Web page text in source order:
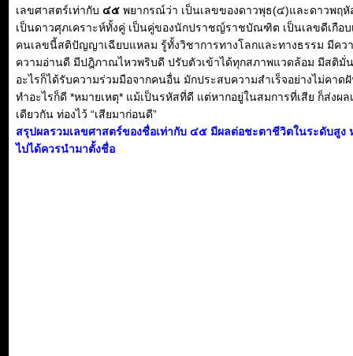
เลขศาสตร์เท่ากับ ๔๕ พยากรณ์ว่า เป็นเลขของดาวพุธ(๔)และดาวพฤ
เป็นดาวศุภเคราะห์ทั้งคู่ เป็นคู่ของนักปราชญ์ราชบัณฑิต เป็นเลขดีเกือบ
คนเลขนี้สติปัญญาเฉียบแหลม รู้ทั้งวิชาการทางโลกและทางธรรม มีคว
ความอ่านดี มีปฎิภาณไหวพริบดี ปรับตัวเข้าได้ทุกสภาพแวดล้อม มีสติมั่
อะไรก็ได้รับความร่วมมือจากคนอื่น มักประสบความสำเร็จอย่างไม่คาด
ทำอะไรก็ดี *หมายเหตุ* แม้เป็นรหัสที่ดี แต่หากอยู่ในสมการที่เสีย ก็ส่งผล
เดียวกัน ท่องไว้ “เสียมาก่อนดี”
สรุปผลรวมเลขศาสตร์ของชื่อเท่ากับ ๔๕ มีผลต่อชะตาชีวิตในระดับสูง
ไปได้ควรนำมาตั้งชื่อ